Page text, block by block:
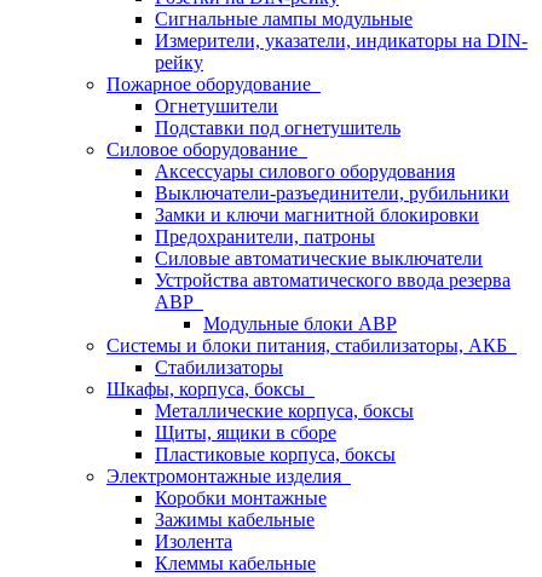
Сигнальные лампы модульные
Измерители, указатели, индикаторы на DIN-
рейку
Пожарное оборудование
Огнетушители
Подставки под огнетушитель
Силовое оборудование
Аксессуары силового оборудования
Выключатели-разъединители, рубильники
Замки и ключи магнитной блокировки
Предохранители, патроны
Силовые автоматические выключатели
Устройства автоматического ввода резерва
АВР
Модульные блоки АВР
Системы и блоки питания, стабилизаторы, АКБ
Стабилизаторы
Шкафы, корпуса, боксы
Металлические корпуса, боксы
Щиты, ящики в сборе
Пластиковые корпуса, боксы
Электромонтажные изделия
Коробки монтажные
Зажимы кабельные
Изолента
Клеммы кабельные